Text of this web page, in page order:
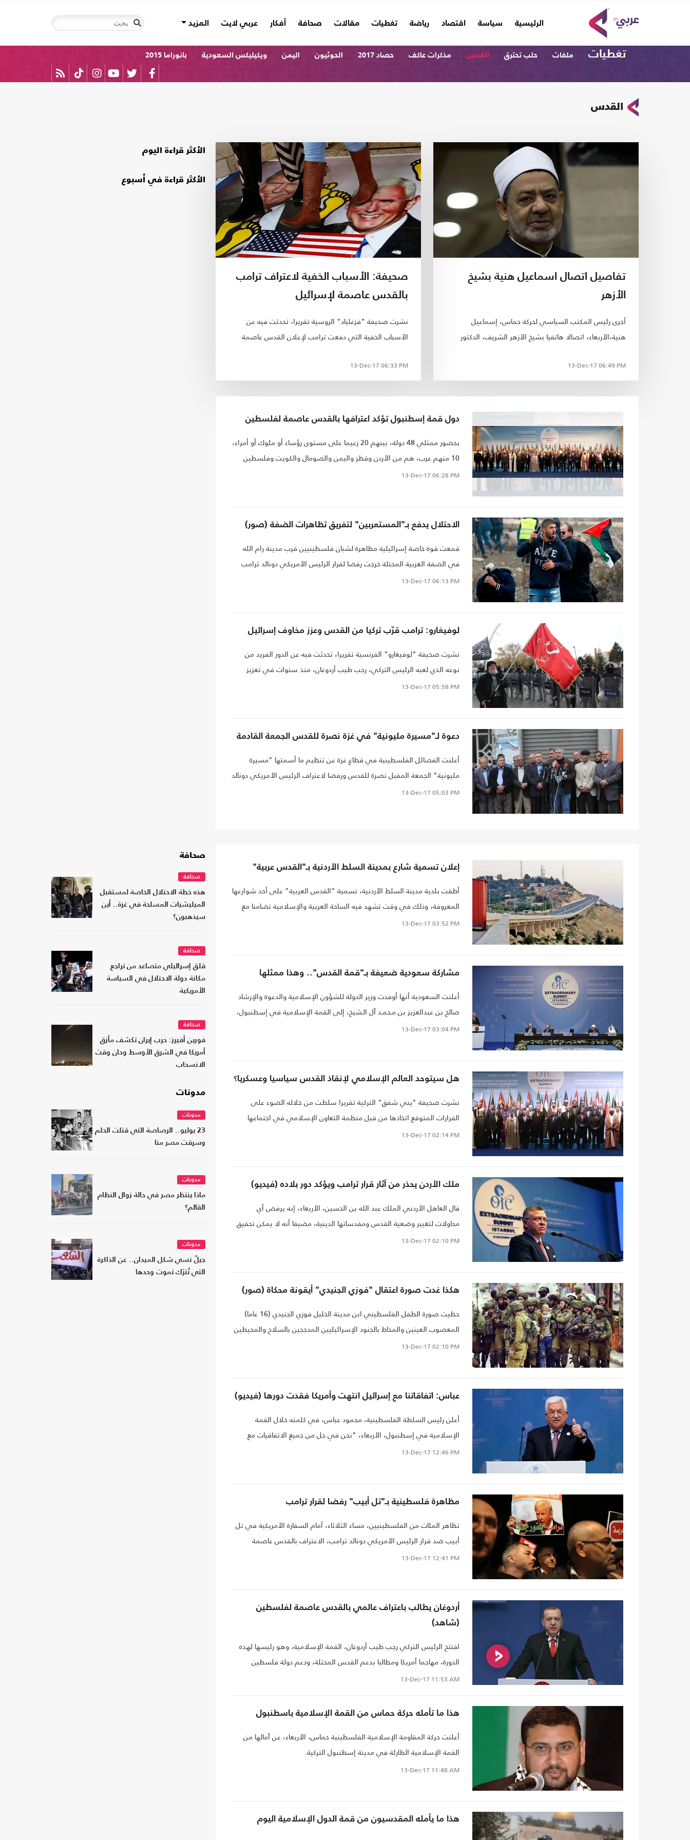
الرئيسية
(current) سياسة اقتصاد رياضة تغطيات مقالات صحافة أفكار عربي لايت المزيد
تغطيات ملفات حلب تحترق القدس مذكرات عاكف حصاد 2017 الحوثيون اليمن ويكيليكس السعودية بانوراما 2015
القدس
تفاصيل اتصال اسماعيل هنية بشيخ
الأزهر
أجرى رئيس المكتب السياسي لحركة حماس، إسماعيل
هنية،الأربعاء، اتصالا هاتفيا بشيخ الأزهر الشريف، الدكتور
علماء الأزهر الشريف.
13-Dec-17 06:49 PM
صحيفة: الأسباب الخفية لاعتراف ترامب
بالقدس عاصمة لإسرائيل
نشرت صحيفة "فزغلياد" الروسية تقريرا، تحدثت فيه عن
الأسباب الخفية التي دفعت ترامب لإعلان القدس عاصمة
إدانة هذا القرار.
13-Dec-17 06:33 PM
دول قمة إسطنبول تؤكد اعترافها بالقدس عاصمة لفلسطين
بحضور ممثلي 48 دولة، بينهم 20 زعيما على مستوى رؤساء أو ملوك أو أمراء،
10 منهم عرب، هم من الأردن وقطر واليمن والصومال والكويت وفلسطين
والمغرب، والسودان، ولبنان، وموريتانيا، اختتمت قمة اسطنبول أعمالها بالتأكيد
13-Dec-17 06:28 PM
الاحتلال يدفع بـ"المستعربين" لتفريق تظاهرات الضفة (صور)
قمعت قوة خاصة إسرائيلية مظاهرة لشبان فلسطينيين قرب مدينة رام الله
في الضفة الغربية المحتلة خرجت رفضا لقرار الرئيس الأمريكي دونالد ترامب
الاعتراف بالقدس المحتلة "عاصمة لإسرائيل".
13-Dec-17 06:13 PM
لوفيغارو: ترامب قرّب تركيا من القدس وعزز مخاوف إسرائيل
نشرت صحيفة "لوفيغارو" الفرنسية تقريرا، تحدثت فيه عن الدور الفريد من
نوعه الذي لعبه الرئيس التركي، رجب طيب أردوغان، منذ سنوات في تعزيز
الوجود العربي والإسلامي في مدينة القدس.
13-Dec-17 05:58 PM
دعوة لـ"مسيرة مليونية" في غزة نصرة للقدس الجمعة القادمة
أعلنت الفصائل الفلسطينية في قطاع غزة عن تنظيم ما أسمتها "مسيرة
مليونية" الجمعة المقبل نصرة للقدس ورفضا لاعتراف الرئيس الأمريكي دونالد
ترامب بالمدينة المحتلة "عاصمة لإسرائيل".
13-Dec-17 05:03 PM
الأكثر قراءة اليوم
الأكثر قراءة في أسبوع
إعلان تسمية شارع بمدينة السلط الأردنية بـ"القدس عربية"
أطقت بلدية مدينة السلط الأردنية، تسمية "القدس العربية" على أحد شوارعها
المعروفة، وذلك في وقت تشهد فيه الساحة العربية والإسلامية تضامنا مع
مدينة القدس، التي لقيت قرارا ضدها من الرئيس الأمريكي دونالد ترامب معلنا
13-Dec-17 03:52 PM
مشاركة سعودية ضعيفة بـ"قمة القدس".. وهذا ممثلها
أعلنت السعودية أنها أوفدت وزير الدولة للشؤون الإسلامية والدعوة والإرشاد
صالح بن عبدالعزيز بن مـحمـد آل الـشيخ، إلى القمة الإسلامية في إسطنبول،
ليمثلها في اجتماع وزراء الخارجية..
13-Dec-17 03:04 PM
هل سيتوحد العالم الإسلامي لإنقاذ القدس سياسيا وعسكريا؟
نشرت صحيفة "يني شفق" التركية تقريرا سلطت من خلاله الضوء على
القرارات المتوقع اتخاذها من قبل منظمة التعاون الإسلامي في اجتماعها
الطارئ الذي يُعقد في إسطنبول اليوم..
13-Dec-17 02:14 PM
ملك الأردن يحذر من آثار قرار ترامب ويؤكد دور بلاده (فيديو)
قال العاهل الأردني الملك عبد الله بن الحسين، الأربعاء، إنه يرفض أي
محاولات لتغيير وضعية القدس ومقدساتها الدينية، مضيفا أنه لا يمكن تحقيق
السلام الشامل في المنطقة إلا بحل الصراع الإسرائيلي الفلسطيني..
13-Dec-17 02:10 PM
هكذا غدت صورة اعتقال "فوزي الجنيدي" أيقونة محكاة (صور)
حظيت صورة الطفل الفلسطيني ابن مدينة الخليل فوزي الجنيدي (16 عاما)
المعصوب العينين والمحاط بالجنود الإسرائيليين المدججين بالسلاح والمحيطين
به رغم كونه أعزل مكبلا، باهتمام وتفاعل فلسطيني وعربي ودولي كبيرين..
13-Dec-17 02:10 PM
عباس: اتفاقاتنا مع إسرائيل انتهت وأمريكا فقدت دورها (فيديو)
أعلن رئيس السلطة الفلسطينية، محمود عباس، في كلمته خلال القمة
الإسلامية في إسطنبول، الأربعاء، "نحن في حل من جميع الاتفاقيات مع
اسرائيل منذ اوسلو وحتى يومنا هذا".
13-Dec-17 12:46 PM
مظاهرة فلسطينية بـ"تل أبيب" رفضا لقرار ترامب‎
تظاهر المئات من الفلسطينيين، مساء الثلاثاء، أمام السفارة الأمريكية في تل
أبيب ضد قرار الرئيس الأمريكي دونالد ترامب، الاعتراف بالقدس عاصمة
لإسرائيل..13-Dec-17 12:41 PM
أردوغان يطالب باعتراف عالمي بالقدس عاصمة لفلسطين
(شاهد)
افتتح الرئيس التركي رجب طيب أردوغان، القمة الإسلامية، وهو رئيسها لهذه
الدورة، مهاجما أمريكا ومطالبا بدعم القدس المحتلة، ودعم دولة فلسطين
وعاصمتها القدس..
13-Dec-17 11:53 AM
هذا ما تأمله حركة حماس من القمة الإسلامية باسطنبول
أعلنت حركة المقاومة الإسلامية الفلسطينية حماس، الأربعاء، عن آمالها من
القمة الإسلامية الطارئة في مدينة إسطنبول التركية.
13-Dec-17 11:48 AM
هذا ما يأمله المقدسيون من قمة الدول الإسلامية اليوم
صحافة
صحافة
هذه خطة الاحتلال الخاصة لمستقبل
الميليشيات المسلحة في غزة.. أين
سيذهبون؟
صحافة
قلق إسرائيلي متصاعد من تراجع
مكانة دولة الاحتلال في السياسة
الأمريكية
صحافة
فورين أفيرز: حرب إيران تكشف مأزق
أمريكا في الشرق الأوسط وحان وقت
الانسحاب
مدونات
مدونات
23 يوليو.. الرصاصة التي قتلت الحلم
وسرقت مصر منا
مدونات
ماذا ينتظر مصر في حالة زوال النظام
القائم؟
مدونات
جيلٌ نسي شكل الميدان.. عن الذاكرة
التي تُترَك تموت وحدها